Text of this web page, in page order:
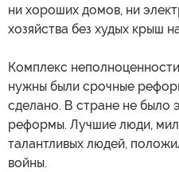
ни хороших домов, ни
хозяйства без худых крыш
Комплекс
нужны были срочные
сделано. В стране не было
реформы. Лучшие люди,
талантливых людей,
войны.